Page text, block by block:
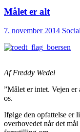
system:
Socialismen
Målet er alt
7. november 2014
Af Freddy Wedel
”Målet er intet. Vejen
os.
Ifølge den opfattelse er
overhovedet når det